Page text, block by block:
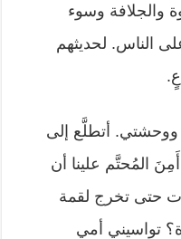
والجلافة وسوء
الناس. لحديثهم
أتطلَّع إلى
المُحتَّم علينا أن
حتى تخرج لقمة
تواسيني أمي